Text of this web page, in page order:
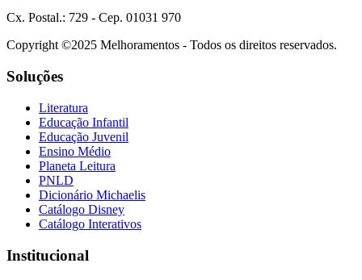
Cx. Postal.: 729 - Cep. 01031 970
Copyright ©2025 Melhoramentos - Todos os direitos reservados.
Soluções
Literatura
Educação Infantil
Educação Juvenil
Ensino Médio
Planeta Leitura
PNLD
Dicionário Michaelis
Catálogo Disney
Catálogo Interativos
Institucional